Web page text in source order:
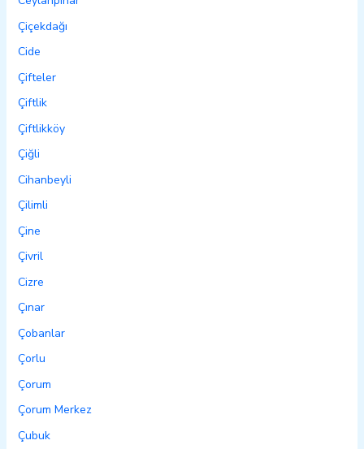
Çiçekdağı
Cide
Çifteler
Çiftlik
Çiftlikköy
Çiğli
Cihanbeyli
Çilimli
Çine
Çivril
Cizre
Çınar
Çobanlar
Çorlu
Çorum
Çorum Merkez
Çubuk